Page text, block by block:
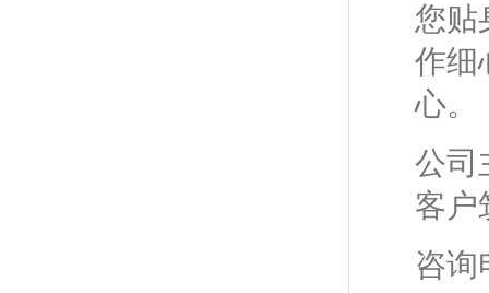
您贴
作细
心。
公司
客户
咨询